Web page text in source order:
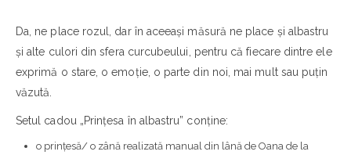
Da, ne place rozul, dar în aceeași măsură ne place și albastru
și alte culori din sfera curcubeului, pentru că fiecare dintre ele
exprimă o stare, o emoție, o parte din noi, mai mult sau puțin
văzută.
Setul cadou „Prințesa în albastru” conține:
o prințesă/ o zână realizată manual din lână de Oana de la